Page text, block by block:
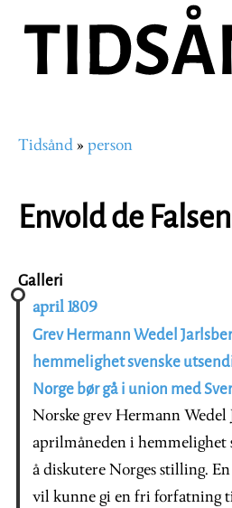
hovedinnhold
Navigasjonssti
Tidsånd person
Envold de Falsen
Galleri
april 1809
Grev Hermann Wedel
hemmelighet svenske
Norge bør gå i union med
Norske grev Hermann Wedel
aprilmåneden i hemmelighet
å diskutere Norges stilling.
vil kunne gi en fri forfatning